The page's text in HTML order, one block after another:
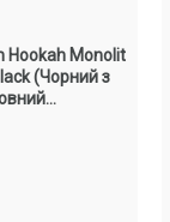
Hookah Monolit
(Чорний з